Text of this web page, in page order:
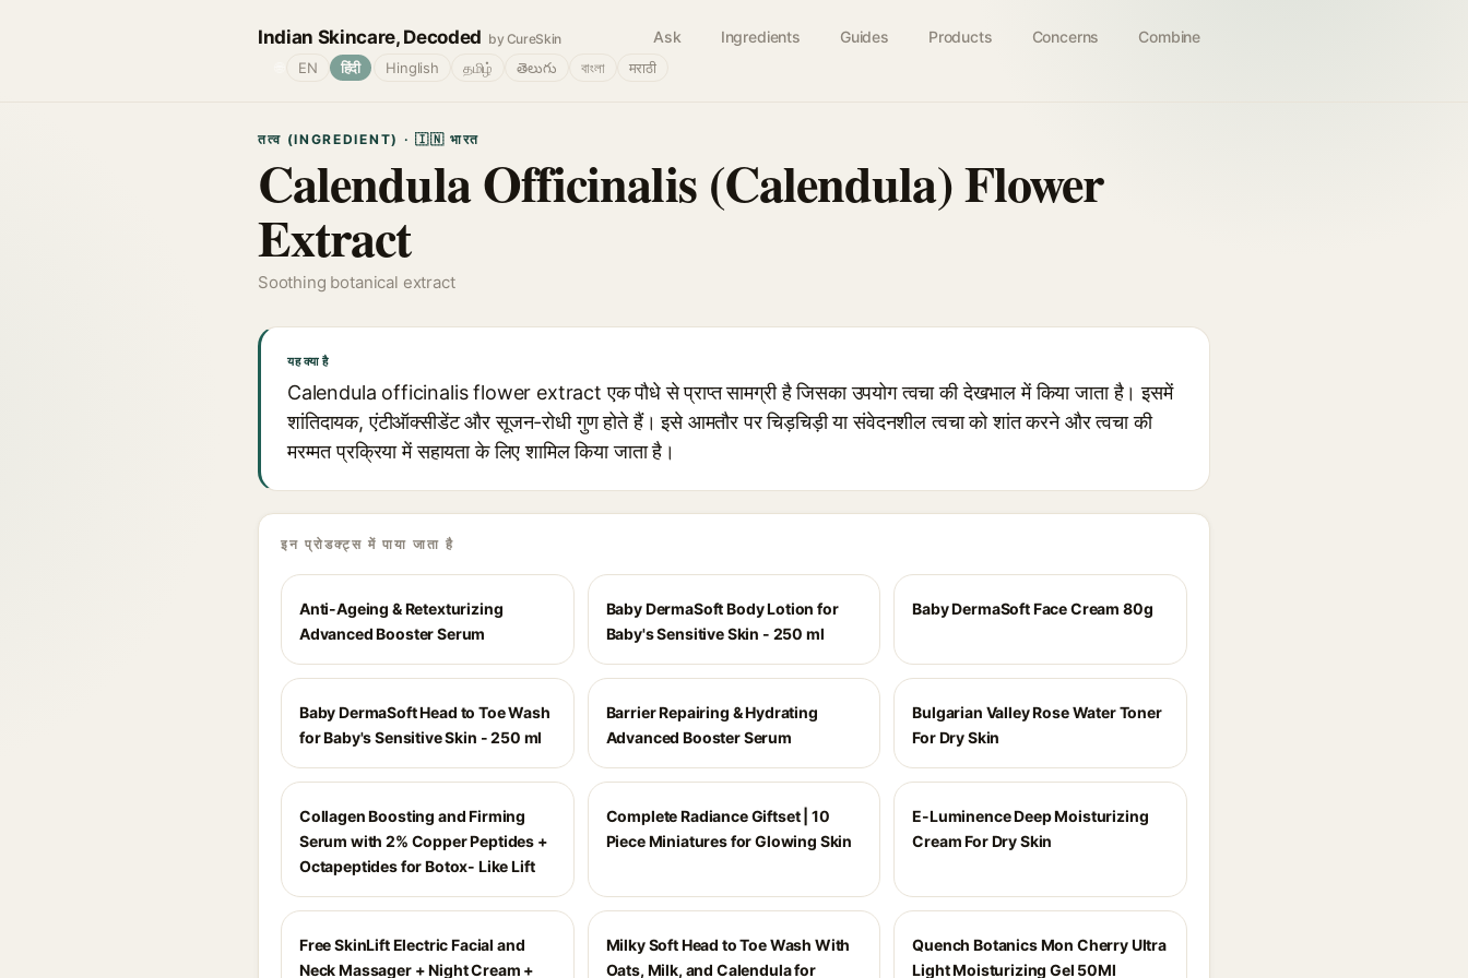
Indian Skincare, Decoded by CureSkin Ask Ingredients Guides Products Concerns Combine
EN हिंदी Hinglish தமிழ் తెలుగు বাংলা मराठी
तत्व (INGREDIENT) · 🇮🇳 भारत
Calendula Officinalis (Calendula) Flower
Extract
Soothing botanical extract
यह क्या है
Calendula officinalis flower extract एक पौधे से प्राप्त सामग्री है जिसका उपयोग त्वचा की देखभाल में किया जाता है। इसमें
शांतिदायक, एंटीऑक्सीडेंट और सूजन-रोधी गुण होते हैं। इसे आमतौर पर चिड़चिड़ी या संवेदनशील त्वचा को शांत करने और त्वचा की
मरम्मत प्रक्रिया में सहायता के लिए शामिल किया जाता है।
इन प्रोडक्ट्स में पाया जाता है
Anti-Ageing & Retexturizing
Advanced Booster Serum
Baby DermaSoft Body Lotion for
Baby's Sensitive Skin - 250 ml
Baby DermaSoft Face Cream 80g
Baby DermaSoft Head to Toe Wash
for Baby's Sensitive Skin - 250 ml
Barrier Repairing & Hydrating
Advanced Booster Serum
Bulgarian Valley Rose Water Toner
For Dry Skin
Collagen Boosting and Firming
Serum with 2% Copper Peptides +
Octapeptides for Botox- Like Lift
Complete Radiance Giftset | 10
Piece Miniatures for Glowing Skin
E-Luminence Deep Moisturizing
Cream For Dry Skin
Free SkinLift Electric Facial and
Neck Massager + Night Cream +
Milky Soft Head to Toe Wash With
Oats, Milk, and Calendula for
Quench Botanics Mon Cherry Ultra
Light Moisturizing Gel 50Ml